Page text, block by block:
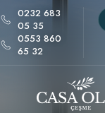
0232 683
05 35
0553 860
65 32